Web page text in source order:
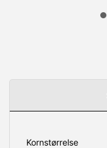
Kornstørrelse